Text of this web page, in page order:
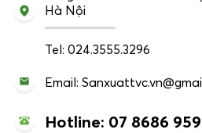
Hà Nội
Tel: 024.3555.3296
Email:
Hotline: 07 8686